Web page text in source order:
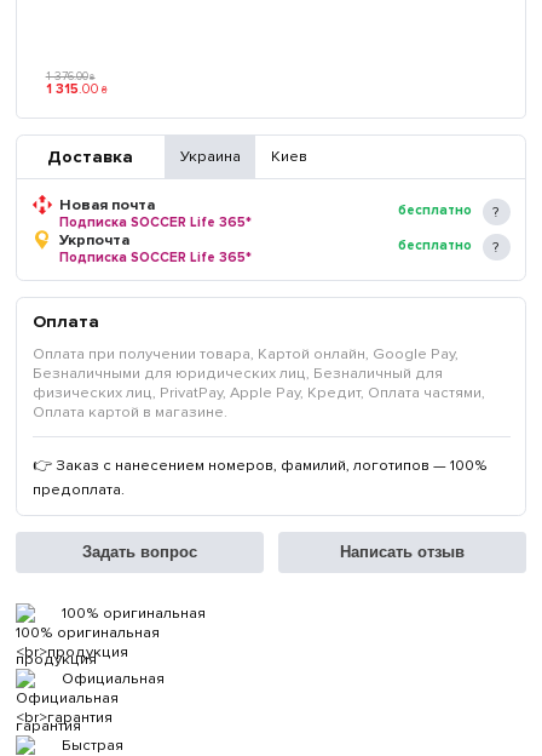
1 376.00 ₴
1 315.00 ₴
Доставка Украина Киев
Новая почта
Подписка SOCCER Life 365*
бесплатно
Укрпочта
Подписка SOCCER Life 365*
бесплатно
Оплата
Оплата при получении товара, Картой онлайн, Google Pay,
Безналичными для юридических лиц, Безналичный для
физических лиц, PrivatPay, Apple Pay, Кредит, Оплата частями,
Оплата картой в магазине.
👉 Заказ с нанесением номеров, фамилий, логотипов — 100%
предоплата.
Задать вопрос Написать отзыв
100% оригинальная
продукция
Официальная
гарантия
Быстрая